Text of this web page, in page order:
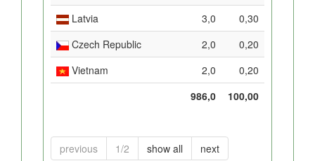
Latvia
3,0
0,30
Czech Republic
2,0
0,20
Vietnam
2,0
0,20
986,0
100,00
previous 1/2 show all next